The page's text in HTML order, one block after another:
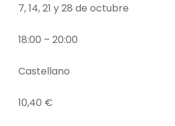
7, 14, 21 y 28 de octubre
18:00 – 20:00
Castellano
10,40 €